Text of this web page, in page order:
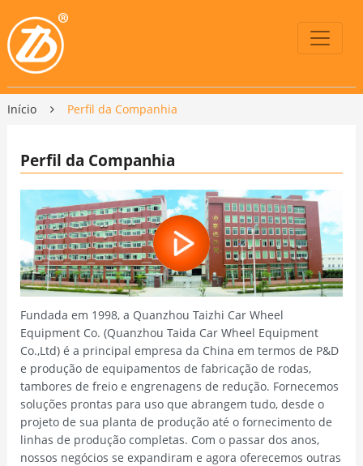
Início Perfil da Companhia
Perfil da Companhia
Fundada em 1998, a Quanzhou Taizhi Car Wheel
Equipment Co. (Quanzhou Taida Car Wheel Equipment
Co.,Ltd) é a principal empresa da China em termos de P&D
e produção de equipamentos de fabricação de rodas,
tambores de freio e engrenagens de redução. Fornecemos
soluções prontas para uso que abrangem tudo, desde o
projeto de sua planta de produção até o fornecimento de
linhas de produção completas. Com o passar dos anos,
nossos negócios se expandiram e agora oferecemos outras